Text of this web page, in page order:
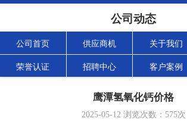
公司动态
公司首页 供应商机 关于我们
荣誉认证 招聘中心 客户案例
鹰潭氢氧化钙价格
2025-05-12浏览次数： 575次